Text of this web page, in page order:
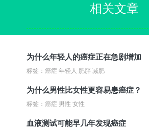
相关文章
为什么年轻人的癌症正在急剧增加
标签：癌症 年轻人 肥胖 减肥
为什么男性比女性更容易患癌症？
标签：癌症 男性 女性
血液测试可能早几年发现癌症